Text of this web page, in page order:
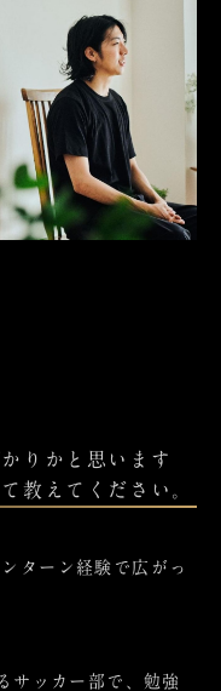
りかと思います
教えてください。
ターン経験で広がっ
サッカー部で、勉強